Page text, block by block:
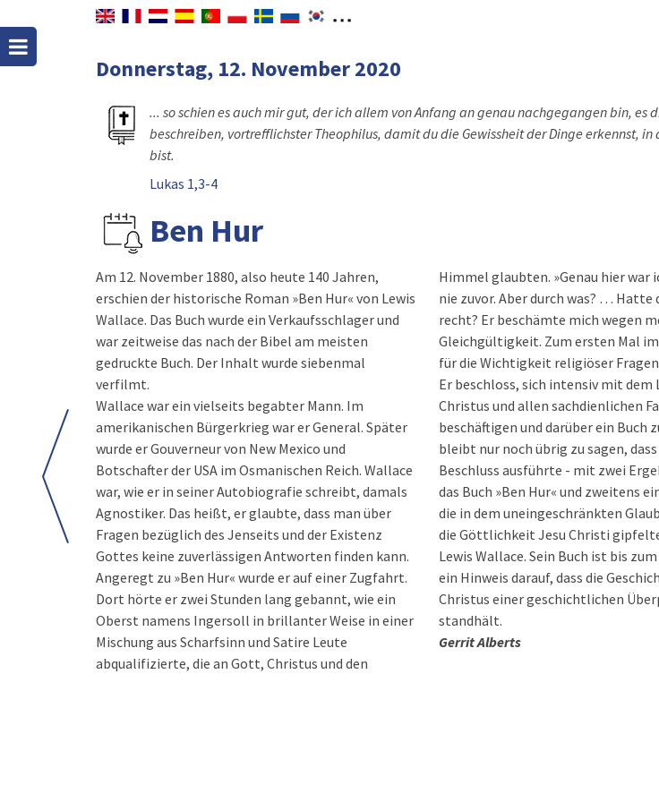
Donnerstag, 12. November 2020
... so schien es auch mir gut, der ich allem von Anfang an genau nachgegangen bin, es
beschreiben, vortrefflichster Theophilus, damit du die Gewissheit der Dinge erkennst,
bist.
Lukas 1,3-4
Ben Hur
Am 12. November 1880, also heute 140 Jahren,
erschien der historische Roman »Ben Hur« von Lewis
Wallace. Das Buch wurde ein Verkaufsschlager und
war zeitweise das nach der Bibel am meisten
gedruckte Buch. Der Inhalt wurde siebenmal
verfilmt.
Wallace war ein vielseits begabter Mann. Im
amerikanischen Bürgerkrieg war er General. Später
wurde er Gouverneur von New Mexico und
Botschafter der USA im Osmanischen Reich. Wallace
war, wie er in seiner Autobiografie schreibt, damals
Agnostiker. Das heißt, er glaubte, dass man über
Fragen bezüglich des Jenseits und der Existenz
Gottes keine zuverlässigen Antworten finden kann.
Angeregt zu »Ben Hur« wurde er auf einer Zugfahrt.
Dort hörte er zwei Stunden lang gebannt, wie ein
Oberst namens Ingersoll in brillanter Weise in einer
Mischung aus Scharfsinn und Satire Leute
abqualifizierte, die an Gott, Christus und den
Himmel glaubten. »Genau hier war
nie zuvor. Aber durch was? … Hatte
recht? Er beschämte mich wegen
Gleichgültigkeit. Zum ersten Mal
für die Wichtigkeit religiöser
Er beschloss, sich intensiv mit dem
Christus und allen sachdienlichen
beschäftigen und darüber ein Buch
bleibt nur noch übrig zu sagen,
Beschluss ausführte - mit zwei
das Buch »Ben Hur« und zweitens
die in dem uneingeschränkten
die Göttlichkeit Jesu Christi
Lewis Wallace. Sein Buch ist bis
ein Hinweis darauf, dass die
Christus einer geschichtlichen
standhält.
Gerrit Alberts